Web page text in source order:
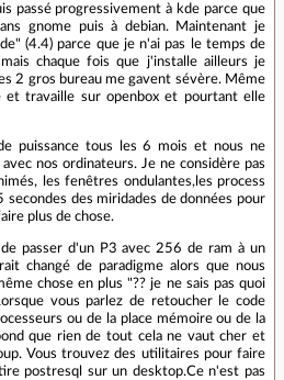
passé progressivement à kde parce que
gnome puis à debian. Maintenant je
(4.4) parce que je n'ai pas le temps de
chaque fois que j'installe ailleurs je
2 gros bureau me gavent sévère. Même
et travaille sur openbox et pourtant elle
puissance tous les 6 mois et nous ne
nos ordinateurs. Je ne considère pas
les fenêtres ondulantes,les process
des miridades de données pour
plus de chose.
passer d'un P3 avec 256 de ram à un
changé de paradigme alors que nous
chose en plus "?? je ne sais pas quoi
vous parlez de retoucher le code
ou de la place mémoire ou de la
que rien de tout cela ne vaut cher et
Vous trouvez des utilitaires pour faire
postresql sur un desktop.Ce n'est pas